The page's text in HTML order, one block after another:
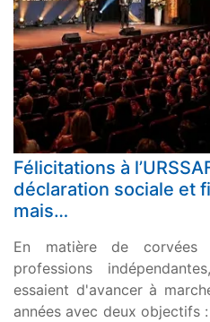
Félicitations à
déclaration sociale et
mais…
En matière de corvées
professions
essaient d'avancer à
années avec deux objectifs